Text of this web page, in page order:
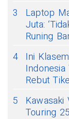
3
Laptop
Juta:
Runing
4 Ini
Rebut
5
Touring